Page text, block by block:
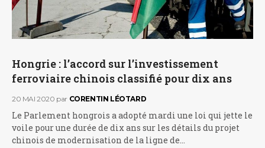
Hongrie : l’accord sur l’investissement
ferroviaire chinois classifié pour dix ans
20 MAI 2020 par CORENTIN LÉOTARD
Le Parlement hongrois a adopté mardi une loi qui jette le
voile pour une durée de dix ans sur les détails du projet
chinois de modernisation de la ligne de…